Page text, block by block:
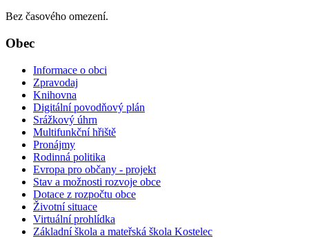
Bez časového omezení.
Obec
Informace o obci
Zpravodaj
Knihovna
Digitální povodňový plán
Srážkový úhrn
Multifunkční hřiště
Pronájmy
Rodinná politika
Evropa pro občany - projekt
Stav a možnosti rozvoje obce
Dotace z rozpočtu obce
Životní situace
Virtuální prohlídka
Základní škola a mateřská škola Kostelec